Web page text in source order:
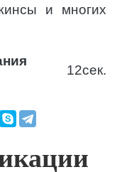
и многих
11сек.